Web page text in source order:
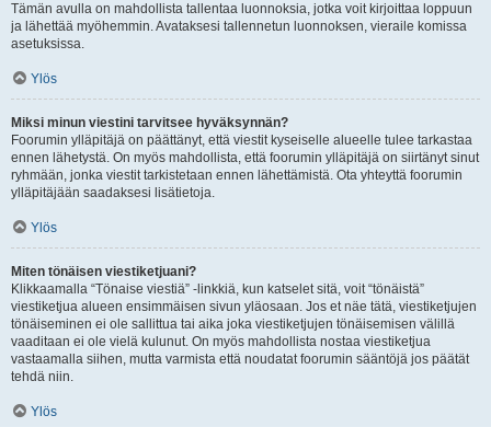
Tämän avulla on mahdollista tallentaa luonnoksia, jotka voit kirjoittaa loppuun
ja lähettää myöhemmin. Avataksesi tallennetun luonnoksen, vieraile komissa
asetuksissa.
Ylös
Miksi minun viestini tarvitsee hyväksynnän?
Foorumin ylläpitäjä on päättänyt, että viestit kyseiselle alueelle tulee tarkastaa
ennen lähetystä. On myös mahdollista, että foorumin ylläpitäjä on siirtänyt sinut
ryhmään, jonka viestit tarkistetaan ennen lähettämistä. Ota yhteyttä foorumin
ylläpitäjään saadaksesi lisätietoja.
Ylös
Miten tönäisen viestiketjuani?
Klikkaamalla “Tönaise viestiä” -linkkiä, kun katselet sitä, voit “tönäistä”
viestiketjua alueen ensimmäisen sivun yläosaan. Jos et näe tätä, viestiketjujen
tönäiseminen ei ole sallittua tai aika joka viestiketjujen tönäisemisen välillä
vaaditaan ei ole vielä kulunut. On myös mahdollista nostaa viestiketjua
vastaamalla siihen, mutta varmista että noudatat foorumin sääntöjä jos päätät
tehdä niin.
Ylös